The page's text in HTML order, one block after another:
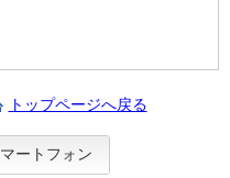
トップページへ戻る
ートフォン